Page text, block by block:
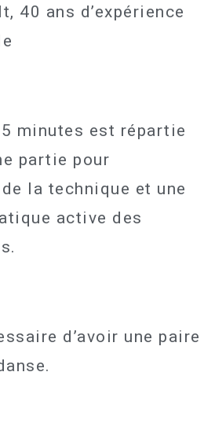
40 ans d’expérience
minutes est répartie
partie pour
la technique et une
active des
d’avoir une paire